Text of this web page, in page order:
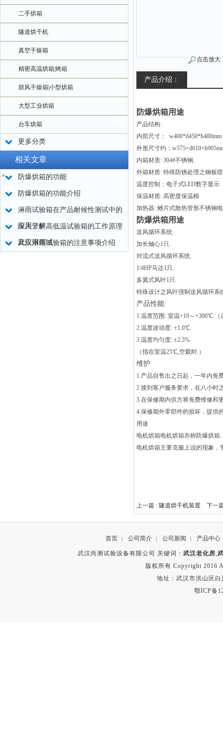
二手烘箱
隧道烘干机
真空干燥箱
精密高温烘箱|烤箱
鼓风干燥箱|小型烘箱
大型工业烘箱
台车烘箱
更多分类
相关文章
防爆烘箱的功能
防爆烘箱的功能介绍
淋雨试验箱在产品耐候性测试中的
应用分析
深入了解高低温试验箱的工作原理
及应用领域
武汉淋雨试验箱的注意事项介绍
点击放大
产品介绍：
防爆烘箱用途
产品结构:
内部尺寸： w400*d450*h400mm
外形尺寸约：
内箱材质: 304#不锈钢.
外箱材质: 特殊防锈处理之钢板
温度控制：电子式LED数字显示
保温材质: 高密度保温棉.
加热器: 鳍片式散热管形不锈钢
防爆烘箱用途
送风循环系统:
加长轴心1只.
对流式送风循环系统.
1/4HP马达1只.
多翼式风叶1只.
特殊设计之风叶强制送风循环系
产品性能:
1.温度范围: 室温+10～+300℃.（
2.温度波动度: ±1.0℃.
3.温度均匀度: ±2.5%.
（指在室温25℃,空载时.）
维护
1.产品自售出之日起，一年内免
2.接到客户服务要求，在八小时
3.在保修期内供方将免费维修和
4.保修期外零部件的损坏，提供
用途
电机烘箱电机烘箱亦称防爆烘
电机烘箱主要克服上说的现象
上一篇 : 隧道烘干机装置 下一
首页 | 公司简介 | 公司新闻 | 产品中心
武汉尚测试验设备有限公司 关键词：武汉老化房,
版权所有 Copyright 2016
地址：武汉市洪山区
鄂ICP备